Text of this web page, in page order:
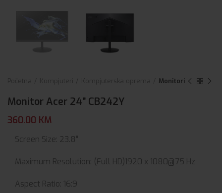
Monitori
Monitor Acer 24” CB242Y
360.00 KM
Screen Size: 23.8”
Maximum Resolution: (Full HD)1920 x 1080@75 Hz
Aspect Ratio: 16:9